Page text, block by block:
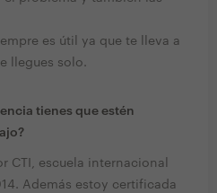
es útil ya que te lleva a
llegues solo.
tienes que estén
CTI, escuela internacional
Además estoy certificada